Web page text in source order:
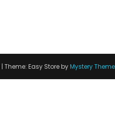
| Theme: Easy Store byMystery